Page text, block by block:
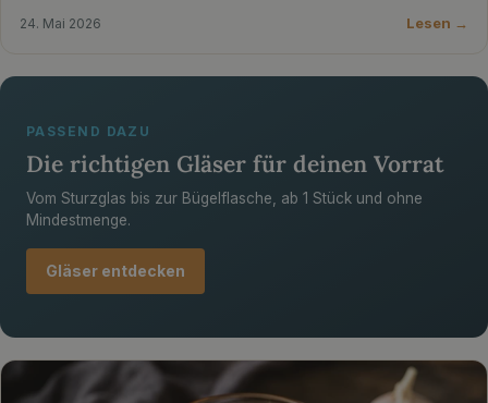
24. Mai 2026 Lesen →
PASSEND DAZU
Die richtigen Gläser für deinen Vorrat
Vom Sturzglas bis zur Bügelflasche, ab 1 Stück und ohne
Mindestmenge.
Gläser entdecken